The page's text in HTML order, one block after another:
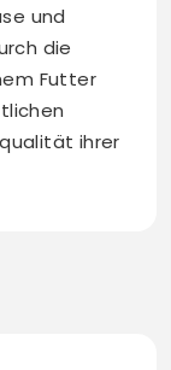
und
die
Futter
ihrer